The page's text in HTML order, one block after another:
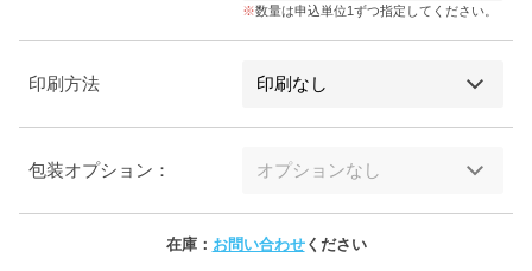
数量は申込単位1ずつ指定してください。
印刷方法
包装オプション：
在庫： お問い合わせください